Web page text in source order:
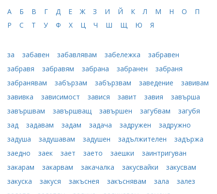
А Б В Г Д Е Ж З И Й К Л М Н О
П
Р
С Т У Ф Х Ц Ч Ш Щ Ю Я
за забавен забавлявам забележка
забравен
забравя
забравям забрана забранен
забраня
забранявам
забързам забързвам заведение
завивам
завивка
зависимост завися завит завия
завърша
завършвам
завършващ завършен загубвам
загубя
зад
задавам задам задача задружен
задружно
задуша
задушавам задушен задължителен
задържа
заедно
заек зает заето заешки
заинтригуван
закарам
закарвам закачалка закусвайки
закусвам
закуска
закуся закъснея закъснявам зала
залез